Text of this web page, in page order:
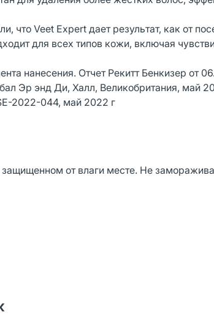
что Veet Expert дает результат, как от
для всех типов кожи, включая
нанесения. Отчет Рекитт Бенкизер от
Эр энд Ди, Халл, Великобритания, май
2022-044, май 2022 г
от влаги месте. Не